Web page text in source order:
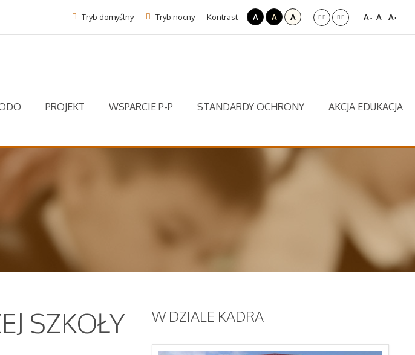
Tryb domyślny Tryb nocny Kontrast A A A A- A A+
PROJEKT WSPARCIE P-P STANDARDY OCHRONY AKCJA EDUKACJA
SZKOŁY WDZIALE KADRA